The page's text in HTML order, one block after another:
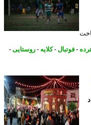
- فوتبال-کلایه-روستایی-